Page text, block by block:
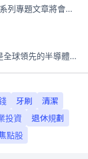
ETF是什麼？ETF投資如何入門？本系列專題文章將會告訴你新手必須知道的ETF基礎知識。
台積電（tSMC；股票代號2330）是全球領先的半導體代工公司，成立於1987年，總部位於台灣新竹。且已於美國、日本、德國及中國設廠，台積電是全球首家專業積體電路製造服務公司，也是全球最先進和最大規模的半導體代工廠。
牙刷
清潔
投資
退休規劃
點股